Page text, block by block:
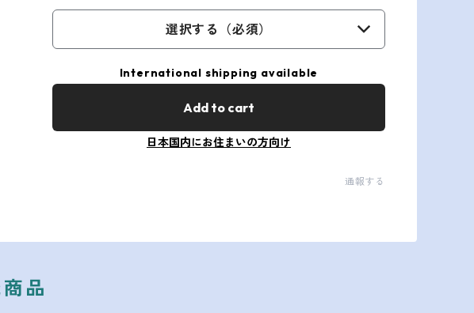
選択する（必須）
International shipping available
Add to cart
日本国内にお住まいの方向け
通報する
品